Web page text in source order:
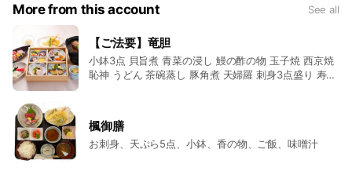
More from this account See all
【ご法要】竜胆
小鉢3点 貝旨煮 青菜の浸し 鰻の酢の物 玉子焼 西京焼
恥神 うどん 茶碗蒸し 豚角煮 天婦羅 刺身3点盛り 寿司
楓御膳
お刺身、天ぷら5点、小鉢、香の物、ご飯、味噌汁